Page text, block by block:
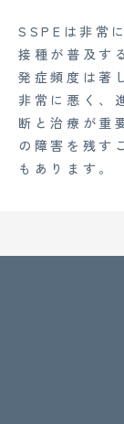
SSPEは非常
接種が普及す
発症頻度は著
非常に悪く、
断と治療が重
の障害を残す
もあります。